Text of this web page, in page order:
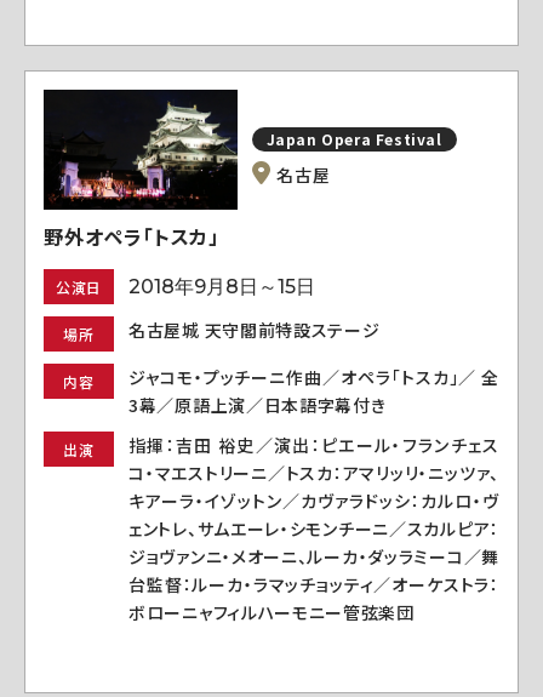
Japan Opera Festival
名古屋
野外オペラ「トスカ」
公演日 2018年9月8日～15日
場所 名古屋城 天守閣前特設ステージ
内容
ジャコモ・プッチーニ作曲／オペラ「トスカ」／ 全
3幕／原語上演／日本語字幕付き
出演
指揮：吉田 裕史／演出：ピエール・フランチェス
コ・マエストリーニ／トスカ：アマリッリ・ニッツァ、
キアーラ・イゾットン／カヴァラドッシ：カルロ・ヴ
ェントレ、サムエーレ・シモンチーニ／スカルピア：
ジョヴァンニ・メオーニ、ルーカ・ダッラミーコ／舞
台監督：ルーカ・ラマッチョッティ／オーケストラ：
ボローニャフィルハーモニー管弦楽団